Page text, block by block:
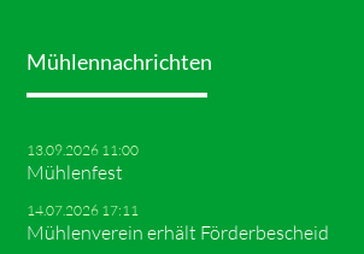
Mühlennachrichten
13.09.2026 11:00
Mühlenfest
14.07.2026 17:11
Mühlenverein erhält Förderbescheid